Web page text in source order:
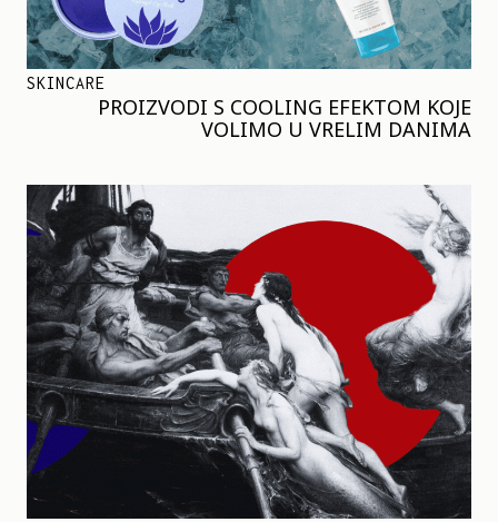
SKINCARE
PROIZVODI S COOLING EFEKTOM KOJE
VOLIMO U VRELIM DANIMA